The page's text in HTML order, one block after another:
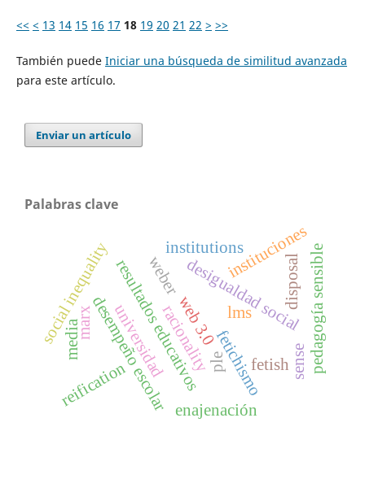
<< < 13 14 15 16 17 18 19 20 21 22 > >>
También puede Iniciar una búsqueda de similitud avanzada
para este artículo.
Enviar un artículo
Palabras clave
universidad fetichismo
resultados educativos
desempeño escolar
social inequality desigualdad social
racionality
weber
institutionsinstituciones
fetish
disposal
reification
enajenación
marx
media
ple
lms
web 3.0 pedagogía sensible
sense